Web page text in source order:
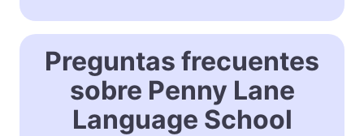
Preguntas frecuentes
sobre Penny Lane
Language School